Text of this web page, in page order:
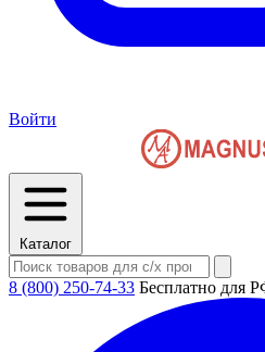
Войти
Каталог
8 (800) 250-74-33 Бесплатно для